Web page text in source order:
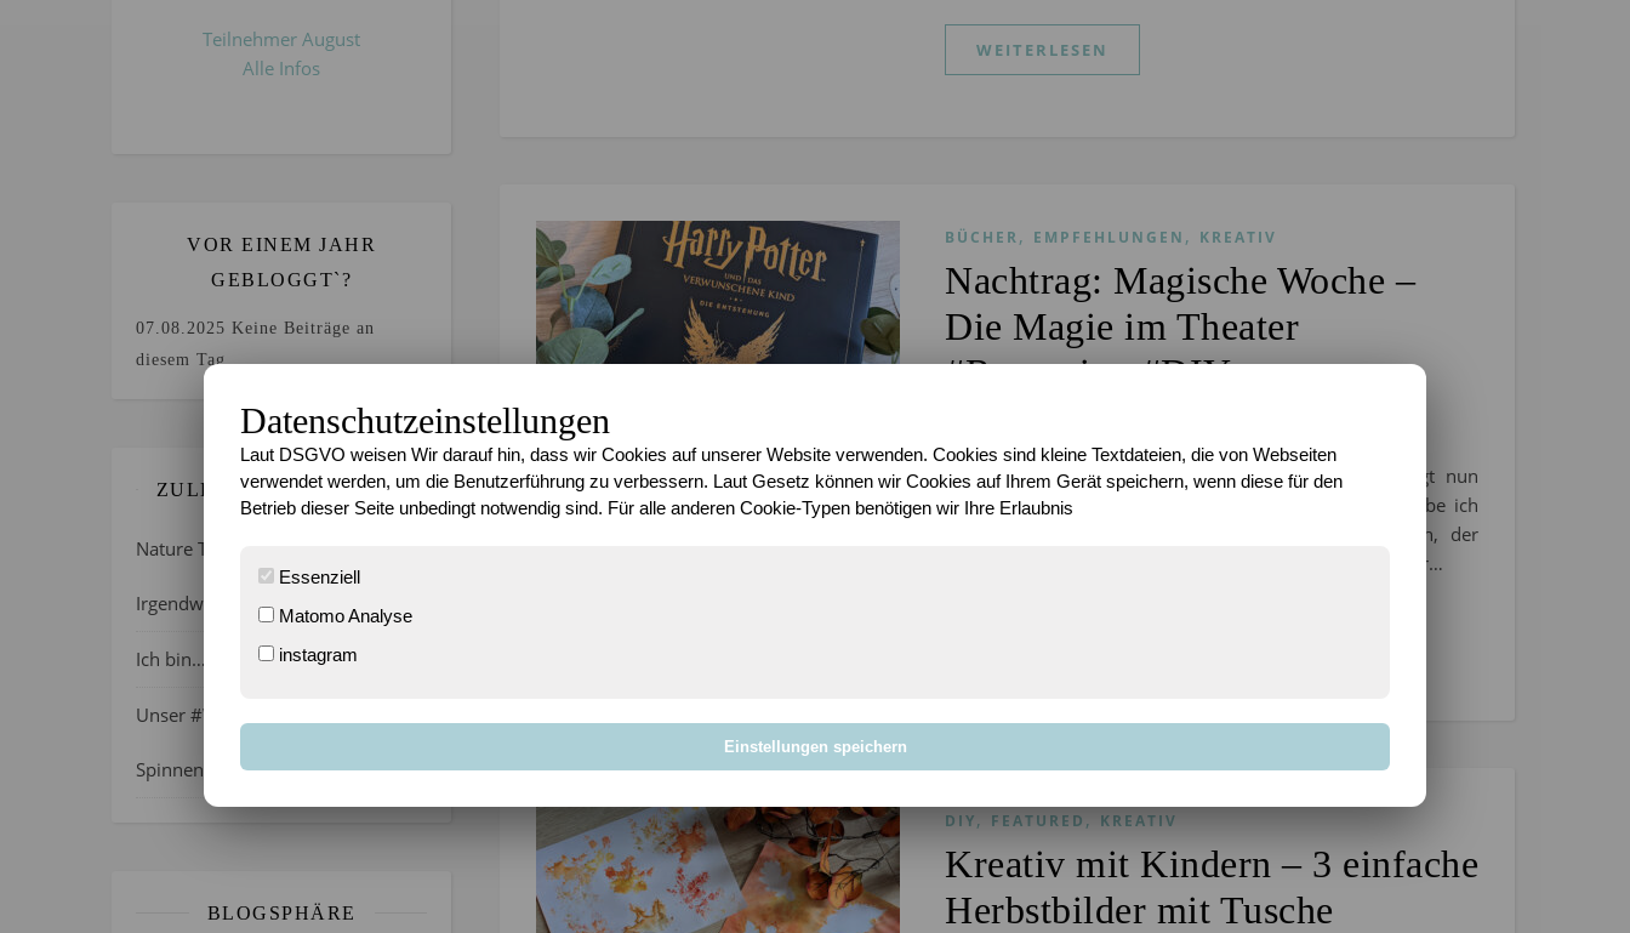
Teilnehmer August
Alle Infos
VOR EINEM JAHR
GEBLOGGT`?
07.08.2025 Keine Beiträge an
diesem Tag.
ZULETZT GEBLOGGT…
Nature Thursday 21/2026 –
Irgendwie wie April, oder?
Ich bin…
Unser #WIB am 01./02.08.2026 –
Spinnenalarm!
BLOGSPHÄRE
WEITERLESEN
BÜCHER, EMPFEHLUNGEN , KREATIV
Nachtrag: Magische Woche –
Die Magie im Theater
#Rezension #DIY
R ezension* Ich weiß, die magische Woche liegt nun
schon ein paar Tage zurück, aber dennoch habe ich
heute noch einen kleinen Nachtrag für euch, der
eigentlich am Wochenende noch online gehen sollte. Aber…
DIY, FEATURED , KREATIV
Kreativ mit Kindern – 3 einfache
Herbstbilder mit Tusche
Datenschutzeinstellungen
Laut DSGVO weisen Wir darauf hin, dass wir Cookies auf unserer Website verwenden. Cookies sind kleine Textdateien, die von Webseiten
verwendet werden, um die Benutzerführung zu verbessern. Laut Gesetz können wir Cookies auf Ihrem Gerät speichern, wenn diese für den
Betrieb dieser Seite unbedingt notwendig sind. Für alle anderen Cookie-Typen benötigen wir Ihre Erlaubnis
Essenziell
Matomo Analyse
instagram
Einstellungen speichern